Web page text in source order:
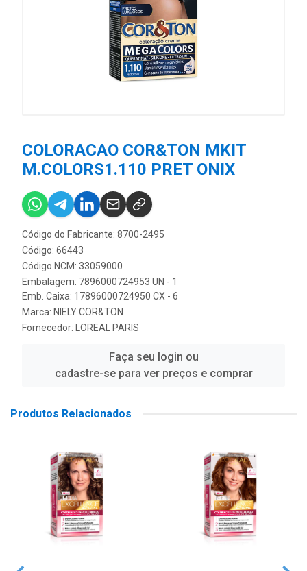
COLORACAO COR&TON MKIT
M.COLORS1.110 PRET ONIX
Código do Fabricante: 8700-2495
Código: 66443
Código NCM: 33059000
Embalagem: 7896000724953 UN - 1
Emb. Caixa: 17896000724950 CX - 6
Marca: NIELY COR&TON
Fornecedor:
LOREAL PARIS
Faça seu login ou
cadastre-se para ver preços e comprar
Produtos Relacionados